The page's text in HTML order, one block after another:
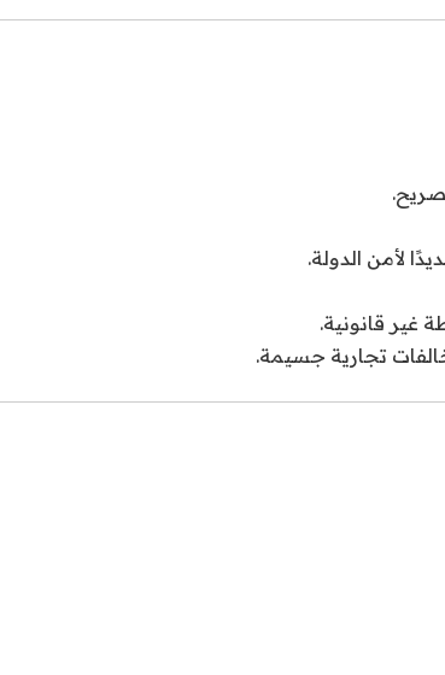
لأمن الدولة.
غير قانونية.
تجارية جسيمة.